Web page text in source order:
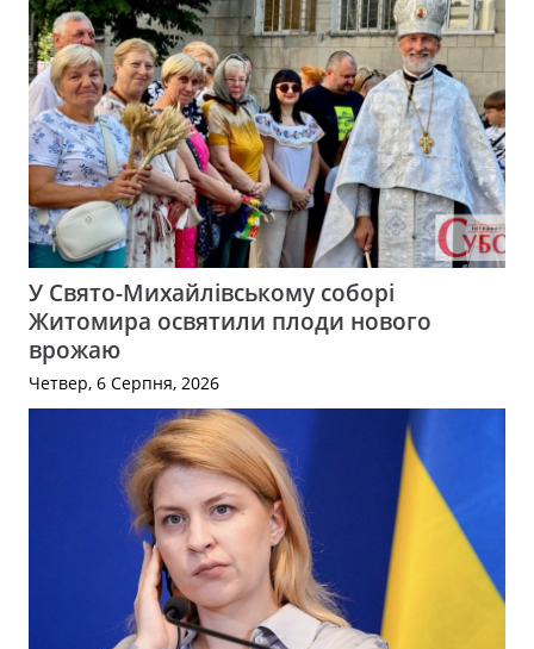
У Свято-Михайлівському соборі
Житомира освятили плоди нового
врожаю
Четвер, 6 Серпня, 2026